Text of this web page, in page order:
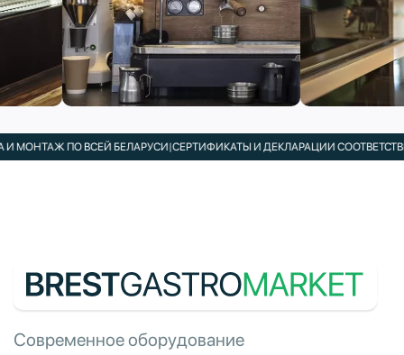
ПО ВСЕЙ БЕЛАРУСИ|СЕРТИФИКАТЫ И ДЕКЛАРАЦИИ СООТВЕТСТВИЯ
Современное оборудование